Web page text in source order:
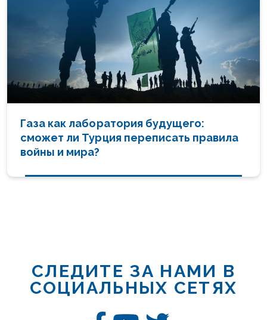
Газа как лаборатория будущего:
сможет ли Турция переписать правила
войны и мира?
СЛЕДИТЕ ЗА НАМИ В
СОЦИАЛЬНЫХ СЕТЯХ